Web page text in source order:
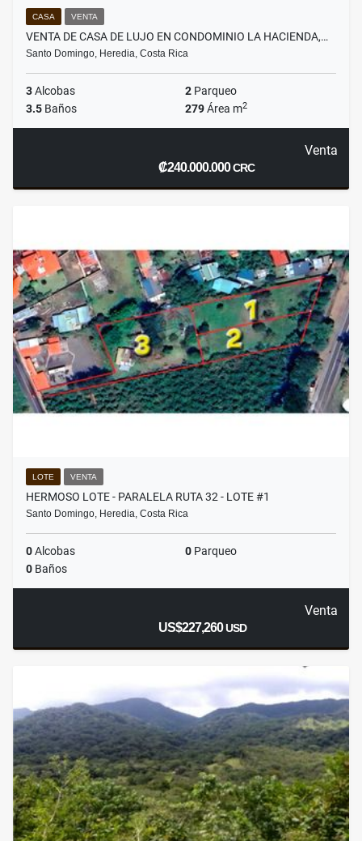
CASA VENTA
VENTA DE CASA DE LUJO EN CONDOMINIO LA HACIENDA,…
Santo Domingo, Heredia, Costa Rica
3Alcobas 2 Parqueo
3.5 Baños 279Área m2
Venta
₡240.000.000CRC
LOTE VENTA
HERMOSO LOTE - PARALELA RUTA 32 - LOTE #1
Santo Domingo, Heredia, Costa Rica
0Alcobas 0 Parqueo
0 Baños
Venta
US$227,260USD